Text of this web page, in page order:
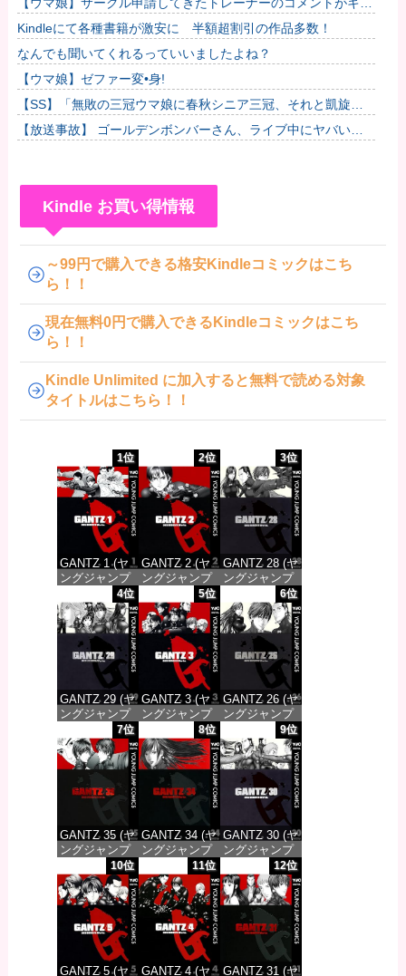
すぎて草ｗｗｗ「このまま成長したらどうなるんや…」他
Kindleにて各種書籍が激安に 半額超割引の作品多数！
なんでも聞いてくれるっていいましたよね？
【ウマ娘】ゼファー変•身!
【SS】「無敗の三冠ウマ娘に春秋シニア三冠、それと凱旋門
で勝利したら結婚してもいいよ」と担当ウマ娘に発言した普通
のトレー...
【放送事故】 ゴールデンボンバーさん、ライブ中にヤバい観
Kindle お買い得情報
～99円で購入できる格安Kindleコミックはこち
ら！！
現在無料0円で購入できるKindleコミックはこち
ら！！
Kindle Unlimited に加入すると無料で読める対象
タイトルはこちら！！
1位
GANTZ 1 (ヤ
ングジャンプ
コミックス
DIGITAL)
価格：¥617
2位
GANTZ 2 (ヤ
ングジャンプ
コミックス
DIGITAL)
価格：¥617
3位
GANTZ 28 (ヤ
ングジャンプ
コミックス
DIGITAL)
価格：¥647
4位
GANTZ 29 (ヤ
ングジャンプ
コミックス
DIGITAL)
価格：¥647
5位
GANTZ 3 (ヤ
ングジャンプ
コミックス
DIGITAL)
価格：¥617
6位
GANTZ 26 (ヤ
ングジャンプ
コミックス
DIGITAL)
価格：¥647
7位
GANTZ 35 (ヤ
ングジャンプ
コミックス
DIGITAL)
価格：¥647
8位
GANTZ 34 (ヤ
ングジャンプ
コミックス
DIGITAL)
価格：¥647
9位
GANTZ 30 (ヤ
ングジャンプ
コミックス
DIGITAL)
価格：¥647
10位
GANTZ 5 (ヤ
11位
GANTZ 4 (ヤ
12位
GANTZ 31 (ヤ